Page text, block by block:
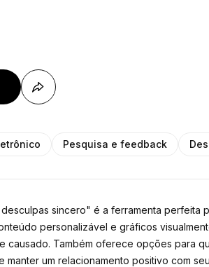
Pesquisa e feedback
sincero" é a ferramenta perfeita
personalizável e gráficos
Também oferece opções para
um relacionamento positivo com